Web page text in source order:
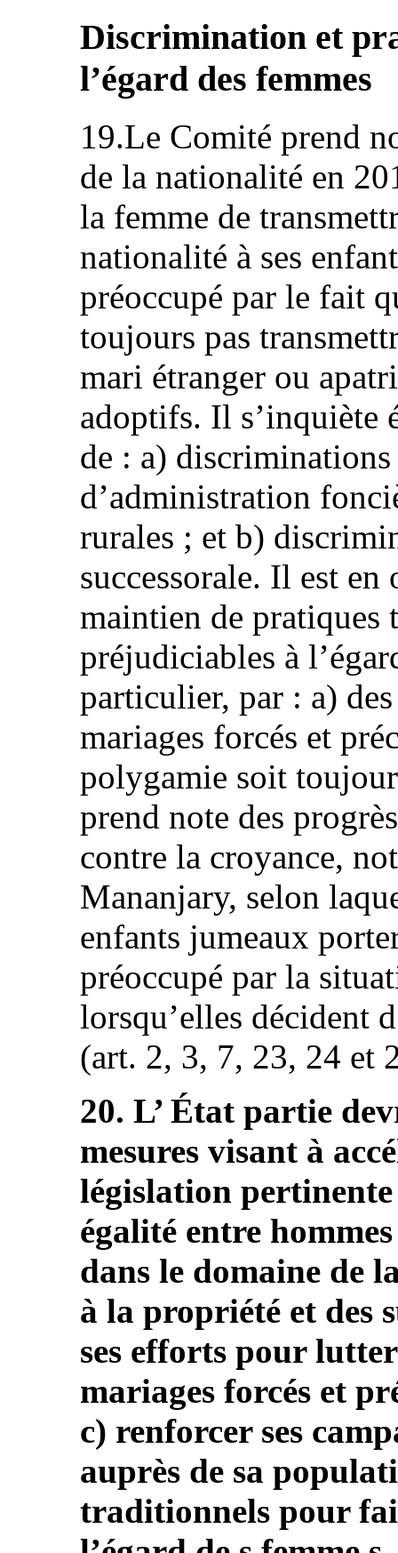
Discrimination et
l’égard des femmes
19.Le Comité prend
de la nationalité en
la femme de
nationalité à ses
préoccupé par le fait
toujours pas
mari étranger ou
adoptifs. Il s’inquiète
de : a)
d’administration
rurales ; et b)
successorale. Il est
maintien de pratiques
préjudiciables à
particulier, par : a)
mariages forcés et
polygamie soit
prend note des
contre la croyance,
Mananjary, selon
enfants jumeaux
préoccupé par la
lorsqu’elles décident
(art. 2, 3, 7, 23, 24 et
20. L’ État partie
mesures visant à
législation
égalité entre
dans le domaine de
à la propriété et des
ses efforts pour
mariages forcés et
c) renforcer ses
auprès de sa
traditionnels pour